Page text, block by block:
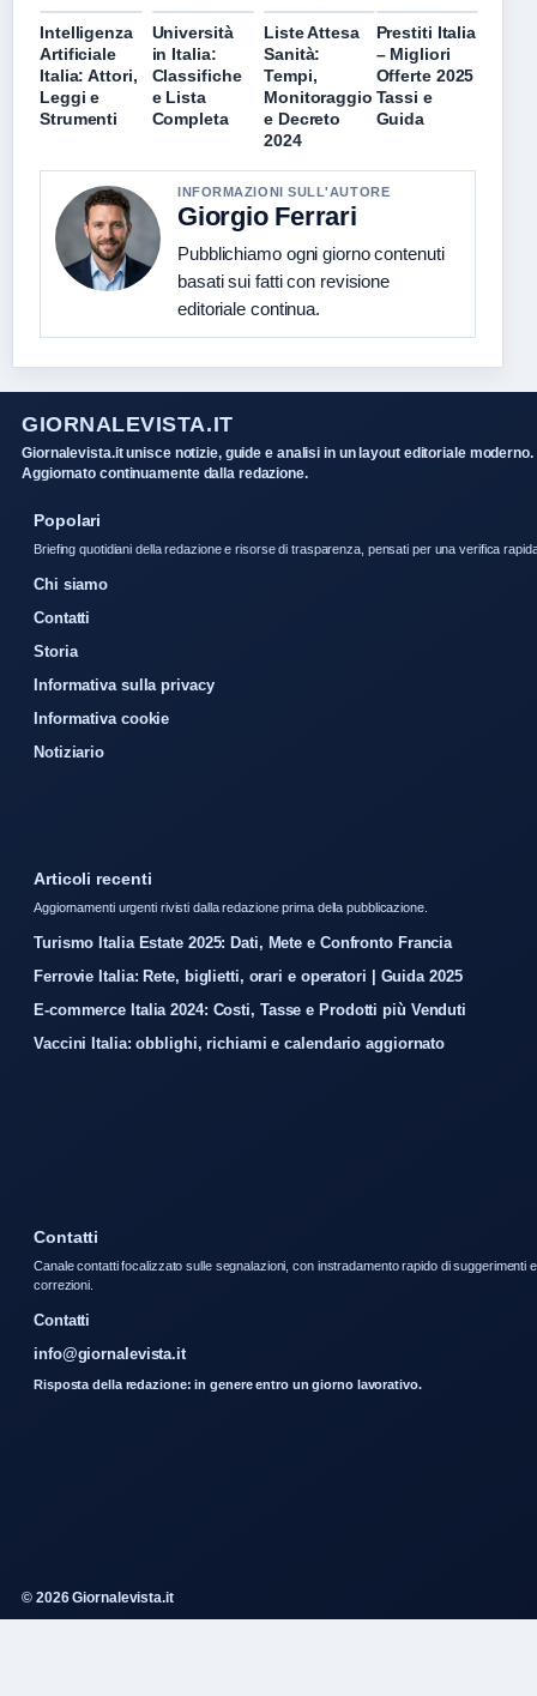
Intelligenza
Artificiale
Italia: Attori,
Leggi e
Strumenti
Università
in Italia:
Classifiche
e Lista
Completa
Liste Attesa
Sanità:
Tempi,
Monitoraggio
e Decreto
2024
Prestiti Italia
– Migliori
Offerte 2025
Tassi e
Guida
INFORMAZIONI SULL'AUTORE
Giorgio Ferrari
Pubblichiamo ogni giorno contenuti
basati sui fatti con revisione
editoriale continua.
GIORNALEVISTA.IT
Giornalevista.it unisce notizie, guide e analisi in un layout editoriale moderno.
Aggiornato continuamente dalla redazione.
Popolari
Briefing quotidiani della redazione e risorse di trasparenza, pensati per una verifica
Chi siamo
Contatti
Storia
Informativa sulla privacy
Informativa cookie
Notiziario
Articoli recenti
Aggiornamenti urgenti rivisti dalla redazione prima della pubblicazione.
Turismo Italia Estate 2025: Dati, Mete e Confronto Francia
Ferrovie Italia: Rete, biglietti, orari e operatori | Guida 2025
E-commerce Italia 2024: Costi, Tasse e Prodotti più Venduti
Vaccini Italia: obblighi, richiami e calendario aggiornato
Contatti
Canale contatti focalizzato sulle segnalazioni, con instradamento rapido di suggerimenti e
correzioni.
Contatti
info@giornalevista.it
Risposta della redazione: in genere entro un giorno lavorativo.
© 2026 Giornalevista.it